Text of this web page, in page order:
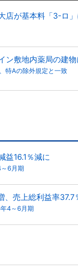
店が基本料「3-ロ
ン敷地内薬局の建
特Aの除外規定と一致
益16.1％減に
6月期
、売上総利益率37.7
4～6月期